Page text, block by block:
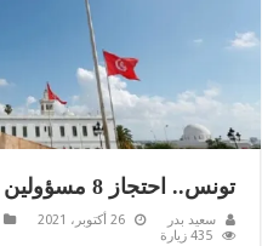
تونس.. احتجاز 8 مسؤولين بينهم وزير سابق بتهم فساد
سعيد بدر 26 أكتوبر، 2021
435 زيارة